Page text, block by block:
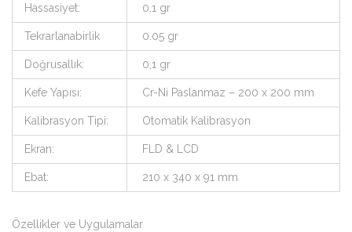
Hassasiyet: 0,1 gr
Tekrarlanabirlik 0.05 gr
Doğrusallık: 0,1 gr
Kefe Yapısı: Cr-Ni Paslanmaz – 200 x 200 mm
Kalibrasyon Tipi: Otomatik Kalibrasyon
Ekran: FLD & LCD
Ebat: 210 x 340 x 91 mm
Özellikler ve Uygulamalar